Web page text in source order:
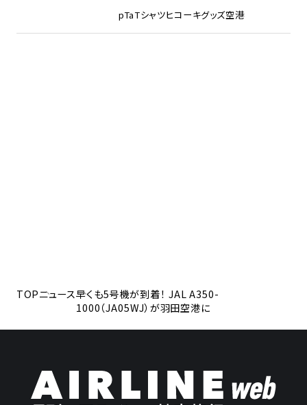
pTaTシャツヒコーキグッズ空港
TOPニュース早くも5号機が到着！ JAL A350-
1000（JA05WJ）が羽田空港に